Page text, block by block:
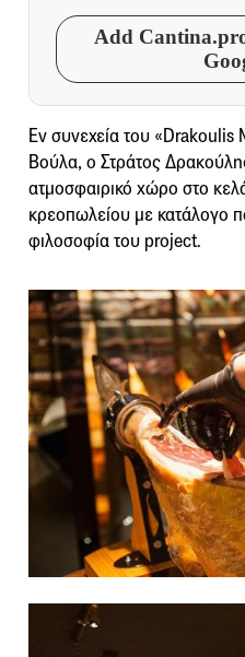
Add
Εν συνεχεία του «Drakoulis
Βούλα, ο Στράτος
ατμοσφαιρικό χώρο στο
κρεοπωλείου με κατάλογο
φιλοσοφία του project.